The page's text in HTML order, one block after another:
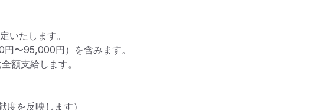
いたします。
〜95,000円）を含みます。
額支給します。
を反映します）